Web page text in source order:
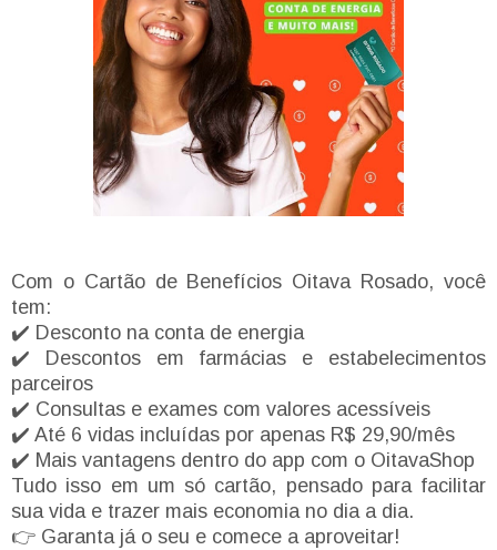
Com o Cartão de Benefícios Oitava Rosado, você
tem:
✔️ Desconto na conta de energia
✔️ Descontos em farmácias e estabelecimentos
parceiros
✔️ Consultas e exames com valores acessíveis
✔️ Até 6 vidas incluídas por apenas R$ 29,90/mês
✔️ Mais vantagens dentro do app com o OitavaShop
Tudo isso em um só cartão, pensado para facilitar
sua vida e trazer mais economia no dia a dia.
👉 Garanta já o seu e comece a aproveitar!